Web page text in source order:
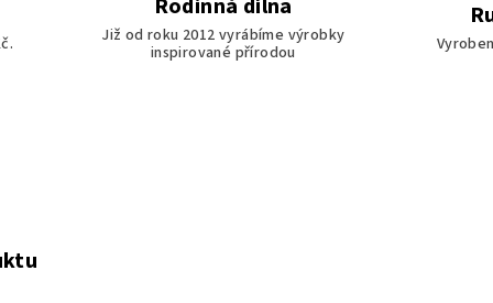
Rodinná dílna
Již od roku 2012 vyrábíme výrobky
inspirované přírodou